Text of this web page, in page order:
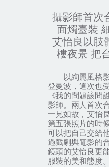
攝影師首次
面燭臺裝
艾怡良以肢
樓夜景 把
以絢麗風格影
登曼波，這次也
《我的問題該問
影師。兩人首次
一見如故，艾怡
第五張照片的時
可以把自己交給
過戲劇與電影的
鏡頭的艾怡良更
服裝的美和態度